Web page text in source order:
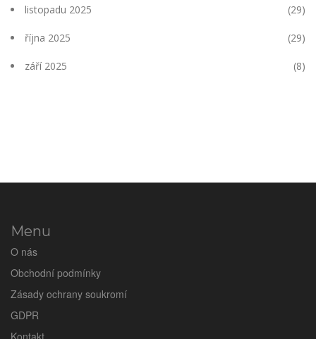
listopadu 2025 (29)
října 2025 (29)
září 2025 (8)
Menu
O nás
Obchodní podmínky
Zásady ochrany soukromí
GDPR
Kontakt